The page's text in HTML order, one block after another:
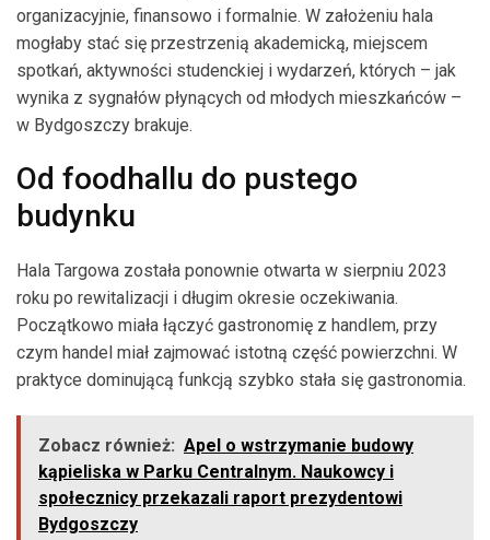
organizacyjnie, finansowo i formalnie. W założeniu hala
mogłaby stać się przestrzenią akademicką, miejscem
spotkań, aktywności studenckiej i wydarzeń, których – jak
wynika z sygnałów płynących od młodych mieszkańców –
w Bydgoszczy brakuje.
Od foodhallu do pustego
budynku
Hala Targowa została ponownie otwarta w sierpniu 2023
roku po rewitalizacji i długim okresie oczekiwania.
Początkowo miała łączyć gastronomię z handlem, przy
czym handel miał zajmować istotną część powierzchni. W
praktyce dominującą funkcją szybko stała się gastronomia.
Zobacz również: Apel o wstrzymanie budowy
kąpieliska w Parku Centralnym. Naukowcy i
społecznicy przekazali raport prezydentowi
Bydgoszczy